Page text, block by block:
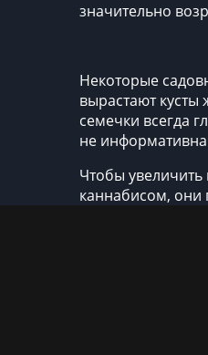
значительно
Некоторые
вырастают
семечки всегда
не
Чтобы
каннабисом, они